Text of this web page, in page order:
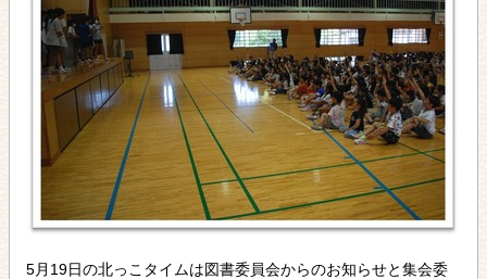
5月19日の北っこタイムは図書委員会からのお知らせと集会委